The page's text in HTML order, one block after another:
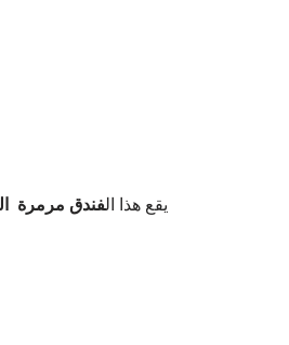
يقع هذا الفندق مرمرة